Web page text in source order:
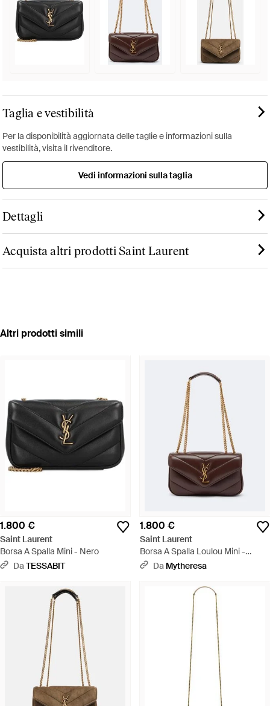
Taglia e vestibilità
Per la disponibilità aggiornata delle taglie e informazioni sulla
vestibilità, visita il rivenditore.
Vedi informazioni sulla taglia
Dettagli
Acquista altri prodotti Saint Laurent
Altri prodotti simili
1.800 €
Saint Laurent
Borsa A Spalla Mini - Nero
DaTESSABIT
1.800 €
Saint Laurent
Borsa A Spalla Loulou Mini -
Marrone
Da Mytheresa